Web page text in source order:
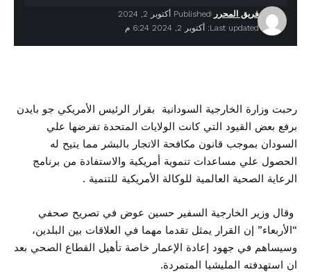
Last updated: أكتوبر 2, 2024 6:24 م
فريق المحرر Published أكتوبر 2, 2024
رحبت وزارة الخارجية السودانية بقرار الرئيس الأمريكي جو بايدن
برفع بعض القيود التي كانت الولايات المتحدة تفرضها علي
السودان بموجب قانون مكافحة الاتجار بالبشر مما يتيح له
الحصول علي مساعدات تنموية أمريكية والاستفادة من برنامج
الرعاية الصحية العالمية للوكالة الأمريكية للتنمية .
وقال وزير الخارجية السفير حسين عوض في تصريح صحفي
“الأربعاء” إن القرار يمثل تقدما مهما في العلاقات بين البلدين،
وسيساهم في جهود إعادة الإعمار خاصة تأهيل القطاع الصحي بعد
ان استهدفته المليشيا المتمردة.